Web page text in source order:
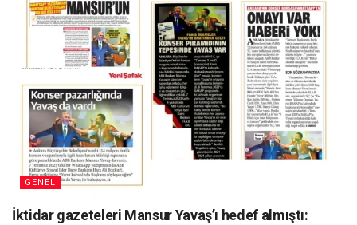
GENEL
İktidar gazeteleri Mansur Yavaş’ı hedef almıştı: